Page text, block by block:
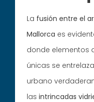
La fusión entre el
Mallorca es
donde elementos
únicas se
urbano
lasintrincadas